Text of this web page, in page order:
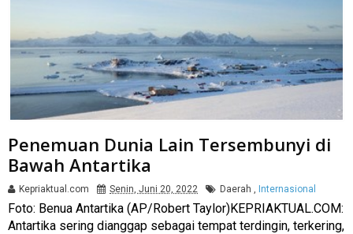
Penemuan Dunia Lain Tersembunyi di
Bawah Antartika
Kepriaktual.com Senin, Juni 20, 2022 Daerah Internasional
Foto: Benua Antartika (AP/Robert Taylor)KEPRIAKTUAL.COM:
Antartika sering dianggap sebagai tempat terdingin, terkering,